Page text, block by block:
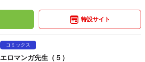
特設サイト
コミックス
エロマンガ先生（５）